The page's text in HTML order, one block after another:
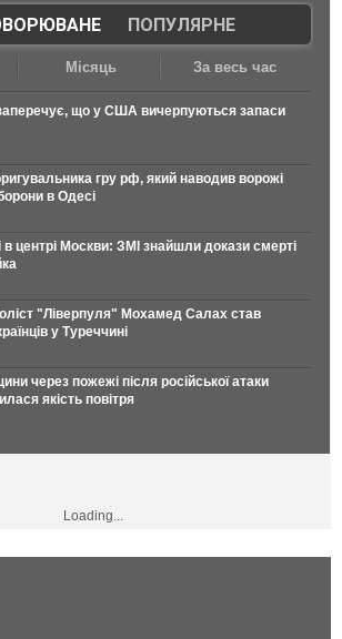
| ПОПУЛЯРНЕ
Місяць За весь час
що у США вичерпуються запаси
гру рф, який наводив ворожі
в Одесі
в центрі Москви: ЗМІ знайшли докази смерті
"Ліверпуля" Мохамед Салах став
у Туреччині
через пожежі після російської атаки
якість повітря
Loading...